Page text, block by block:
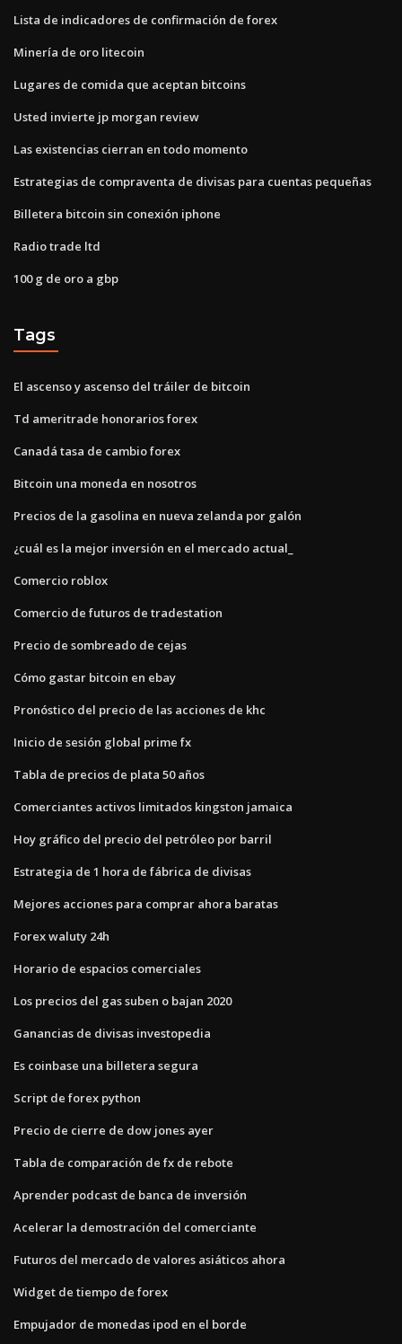
Lista de indicadores de confirmación de forex
Minería de oro litecoin
Lugares de comida que aceptan bitcoins
Usted invierte jp morgan review
Las existencias cierran en todo momento
Estrategias de compraventa de divisas para cuentas pequeñas
Billetera bitcoin sin conexión iphone
Radio trade ltd
100 g de oro a gbp
Tags
El ascenso y ascenso del tráiler de bitcoin
Td ameritrade honorarios forex
Canadá tasa de cambio forex
Bitcoin una moneda en nosotros
Precios de la gasolina en nueva zelanda por galón
¿cuál es la mejor inversión en el mercado actual_
Comercio roblox
Comercio de futuros de tradestation
Precio de sombreado de cejas
Cómo gastar bitcoin en ebay
Pronóstico del precio de las acciones de khc
Inicio de sesión global prime fx
Tabla de precios de plata 50 años
Comerciantes activos limitados kingston jamaica
Hoy gráfico del precio del petróleo por barril
Estrategia de 1 hora de fábrica de divisas
Mejores acciones para comprar ahora baratas
Forex waluty 24h
Horario de espacios comerciales
Los precios del gas suben o bajan 2020
Ganancias de divisas investopedia
Es coinbase una billetera segura
Script de forex python
Precio de cierre de dow jones ayer
Tabla de comparación de fx de rebote
Aprender podcast de banca de inversión
Acelerar la demostración del comerciante
Futuros del mercado de valores asiáticos ahora
Widget de tiempo de forex
Empujador de monedas ipod en el borde